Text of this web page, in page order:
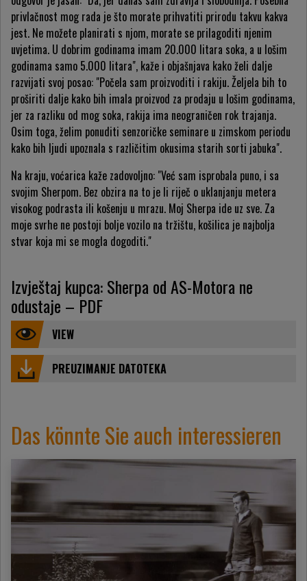
privlačnost mog rada je što morate prihvatiti prirodu takvu kakva
jest. Ne možete planirati s njom, morate se prilagoditi njenim
uvjetima. U dobrim godinama imam 20.000 litara soka, a u lošim
godinama samo 5.000 litara", kaže i objašnjava kako želi dalje
razvijati svoj posao: "Počela sam proizvoditi i rakiju. Željela bih to
proširiti dalje kako bih imala proizvod za prodaju u lošim godinama,
jer za razliku od mog soka, rakija ima neograničen rok trajanja.
Osim toga, želim ponuditi senzoričke seminare u zimskom periodu
kako bih ljudi upoznala s različitim okusima starih sorti jabuka".
Na kraju, voćarica kaže zadovoljno: "Već sam isprobala puno, i sa
svojim Sherpom. Bez obzira na to je li riječ o uklanjanju metera
visokog podrasta ili košenju u mrazu. Moj Sherpa ide uz sve. Za
moje svrhe ne postoji bolje vozilo na tržištu, košilica je najbolja
stvar koja mi se mogla dogoditi."
Izvještaj kupca: Sherpa od AS-Motora ne
odustaje – PDF
VIEW
PREUZIMANJE DATOTEKA
Das könnte Sie auch interessieren